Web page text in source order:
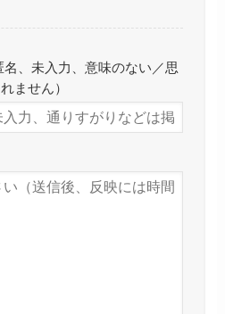
、未入力、意味のない／思
ません）